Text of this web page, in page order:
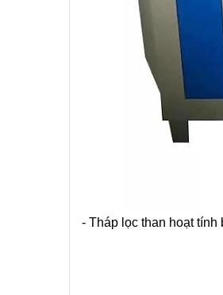
- Tháp lọc than hoạt